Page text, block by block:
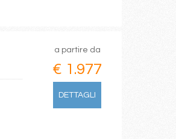
a partire da
€ 1.977
DETTAGLI